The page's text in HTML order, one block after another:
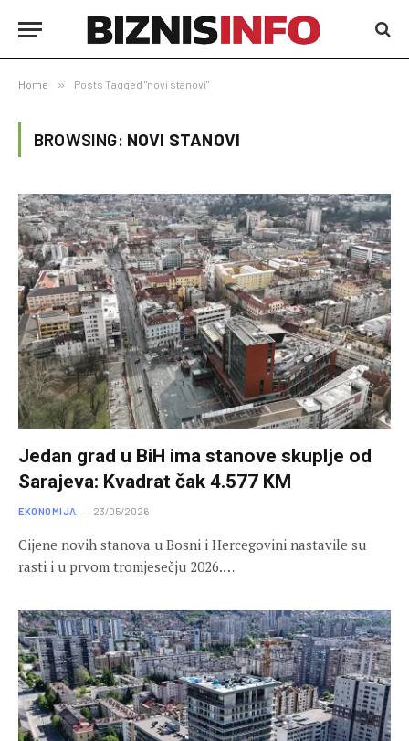
Home » Posts Tagged "novi stanovi"
BROWSING: NOVI STANOVI
Jedan grad u BiH ima stanove skuplje od
Sarajeva: Kvadrat čak 4.577 KM
EKONOMIJA 23/05/2026
Cijene novih stanova u Bosni i Hercegovini nastavile su
rasti i u prvom tromjesečju 2026.…